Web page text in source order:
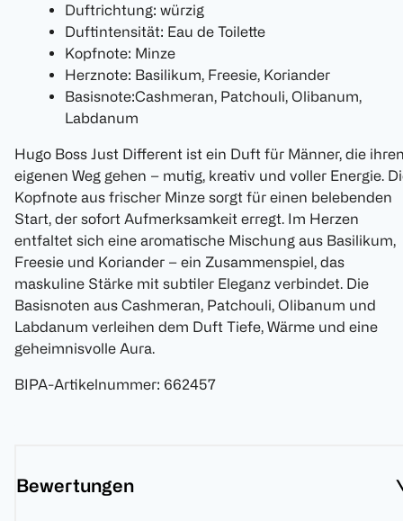
Duftrichtung: würzig
Duftintensität: Eau de Toilette
Kopfnote: Minze
Herznote: Basilikum, Freesie, Koriander
Basisnote:Cashmeran, Patchouli, Olibanum,
Labdanum
Hugo Boss Just Different ist ein Duft für Männer, die
eigenen Weg gehen – mutig, kreativ und voller Energie.
Kopfnote aus frischer Minze sorgt für einen belebenden
Start, der sofort Aufmerksamkeit erregt. Im Herzen
entfaltet sich eine aromatische Mischung aus Basilikum,
Freesie und Koriander – ein Zusammenspiel, das
maskuline Stärke mit subtiler Eleganz verbindet. Die
Basisnoten aus Cashmeran, Patchouli, Olibanum und
Labdanum verleihen dem Duft Tiefe, Wärme und eine
geheimnisvolle Aura.
BIPA-Artikelnummer: 662457
Bewertungen